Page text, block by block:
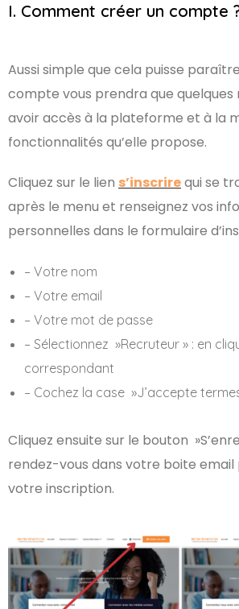
I. Comment créer un compte
Aussi simple que cela puisse
compte vous prendra que quelques
avoir accès à la plateforme et à la
fonctionnalités qu’elle propose.
Cliquez sur le lien s’inscrirequi se
après le menu et renseignez vos
personnelles dans le formulaire
– Votre nom
– Votre email
– Votre mot de passe
– Sélectionnez »Recruteur » : en
correspondant
– Cochez la case »J’accepte
Cliquez ensuite sur le bouton
rendez-vous dans votre boite
votre inscription.